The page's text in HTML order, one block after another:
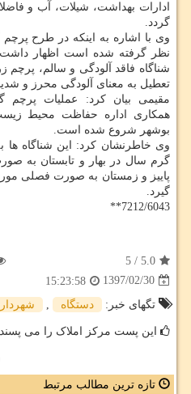
ادارات بهداشت، شیلات، آب و
گردد.
نظر گرفته شده است اظهار
شناگاه فاقد آلودگی و سالم، پرچم
تعطیل به معنای آلودگی محرز و
مقیمی بیان كرد: عملیات پرچم
همكاری اداره حفاظت محیط
بوشهر شروع شده است.
وی خاطرنشان كرد: این شناگاه
گرم سال در بهار و تابستان به
پاییز و زمستان به صورت فصلی
گیرد.
7212/6043**
5.0
/
5
1397/02/30
15:23:58
تگهای خبر:
دستگاه ,
این پست مرکز املاک را می
تازه ترین مطالب مرتبط